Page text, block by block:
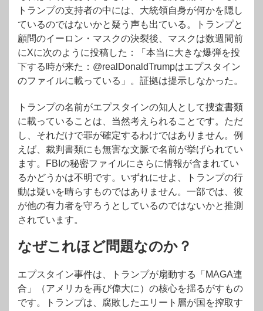
トランプの支持者の中には、大統領自身が何かを隠し
ているのではないかと疑う声も出ている。トランプと
顧問のイーロン・マスクの決裂後、マスクは数週間前
にXに次のように投稿した：「本当に大きな爆弾を投
下する時が来た：@realDonaldTrumpはエプスタイン
のファイルに載っている」。証拠は提示しなかった。
トランプの名前がエプスタインの知人として捜査書類
に載っていることは、当然考えられることです。ただ
し、それだけで罪が確定するわけではありません。例
えば、裁判書類にも無害な文脈で名前が挙げられてい
ます。FBIの秘密ファイルにさらに情報が含まれてい
るかどうかは不明です。いずれにせよ、トランプの行
動は疑いを晴らすものではありません。一部では、彼
が他の有力者を守ろうとしているのではないかと推測
されています。
なぜこれほど問題なのか？
エプスタイン事件は、トランプが扇動する「MAGA連
合」（アメリカを再び偉大に）の核心を揺るがすもの
です。トランプは、腐敗したエリート層が国を搾取す